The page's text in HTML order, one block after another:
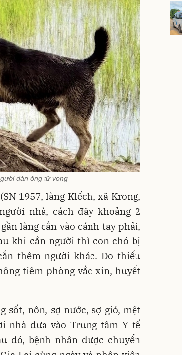
đàn ông tử vong
1957, làng Klếch, xã Krong,
nhà, cách đây khoảng 2
làng cắn vào cánh tay phải,
khi cắn người thì con chó bị
thêm người khác. Do thiếu
tiêm phòng vắc xin, huyết
sốt, nôn, sợ nước, sợ gió, mệt
nhà đưa vào Trung tâm Y tế
đó, bệnh nhân được chuyển